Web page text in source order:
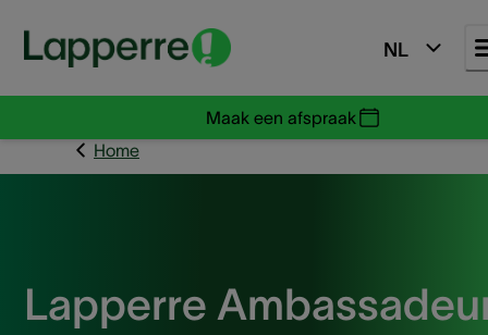
NL
Maak een afspraak
Home
Lapperre